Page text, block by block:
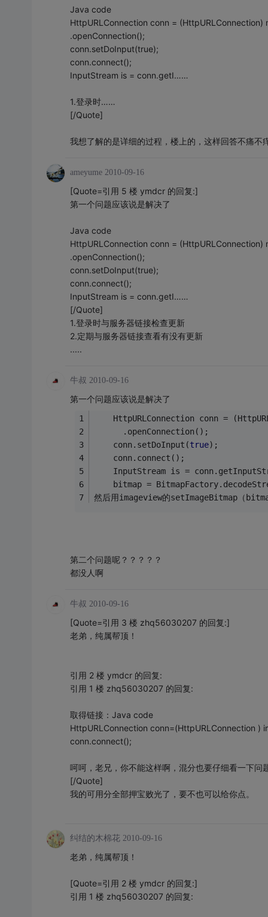
Java code
HttpURLConnection conn = (HttpURLConnection)
.openConnection();
conn.setDoInput(true);
conn.connect();
InputStream is = conn.getI……
1.登录时……
[/Quote]
我想了解的是详细的过程，楼上的，这样回答不痛不
ameyume 2010-09-16
[Quote=引用 5 楼 ymdcr 的回复:]
第一个问题应该说是解决了
Java code
HttpURLConnection conn = (HttpURLConnection)
.openConnection();
conn.setDoInput(true);
conn.connect();
InputStream is = conn.getI……
[/Quote]
1.登录时与服务器链接检查更新
2.定期与服务器链接查看有没有更新
.....
牛叔 2010-09-16
第一个问题应该说是解决了
HttpURLConnection conn =
	  .openConnection();
	conn.setDoInput(
true);
	conn.connect();
InputStream is =
bitmap =
然后用imageview的setImageBitmap（
第二个问题呢？？？？？
都没人啊
牛叔 2010-09-16
[Quote=引用 3 楼 zhq56030207 的回复:]
老弟，纯属帮顶！
引用 2 楼 ymdcr 的回复:
引用 1 楼 zhq56030207 的回复:
取得链接：Java code
HttpURLConnection conn=(HttpURLConnection )
conn.connect();
呵呵，老兄，你不能这样啊，混分也要仔细看一下问题
[/Quote]
我的可用分全部押宝败光了，要不也可以给你点。
纠结的木棉花 2010-09-16
老弟，纯属帮顶！
[Quote=引用 2 楼 ymdcr 的回复:]
引用 1 楼 zhq56030207 的回复: